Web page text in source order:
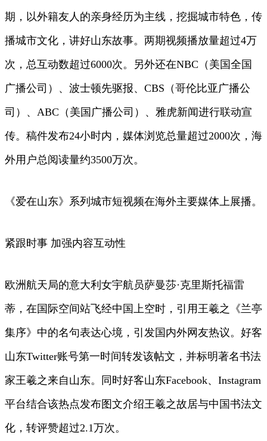
期，以外籍友人的亲身经历为主线，挖掘城市特色，传
播城市文化，讲好山东故事。两期视频播放量超过4万
次，总互动数超过6000次。另外还在NBC（美国全国
广播公司）、波士顿先驱报、CBS（哥伦比亚广播公
司）、ABC（美国广播公司）、雅虎新闻进行联动宣
传。稿件发布24小时内，媒体浏览总量超过2000次，海
外用户总阅读量约3500万次。
《爱在山东》系列城市短视频在海外主要媒体上展播。
紧跟时事 加强内容互动性
欧洲航天局的意大利女宇航员萨曼莎·克里斯托福雷
蒂，在国际空间站飞经中国上空时，引用王羲之《兰亭
集序》中的名句表达心境，引发国内外网友热议。好客
山东Twitter账号第一时间转发该帖文，并标明著名书法
家王羲之来自山东。同时好客山东Facebook、Instagram
平台结合该热点发布图文介绍王羲之故居与中国书法文
化，转评赞超过2.1万次。